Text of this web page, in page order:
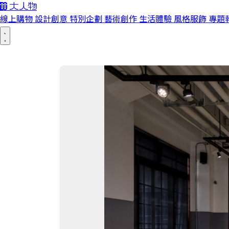
線上購物 設計創意 特別企劃 藝術創作 生活體驗 風格服飾 專題